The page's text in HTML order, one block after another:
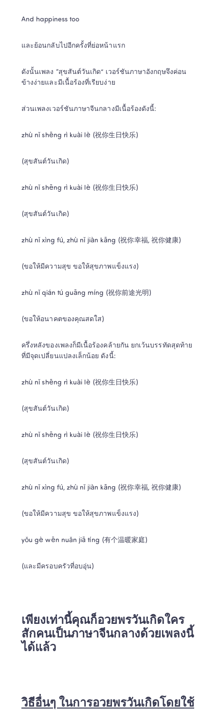
And happiness too
และย้อนกลับไปอีกครั้งที่ย่อหน้าแรก
ดังนั้นเพลง “สุขสันต์วันเกิด” เวอร์ชันภาษาอังกฤษจึงค่อน
ข้างง่ายและมีเนื้อร้องที่เรียบง่าย
ส่วนเพลงเวอร์ชันภาษาจีนกลางมีเนื้อร้องดังนี้:
zhù nǐ shēng rì kuài lè (祝你生日快乐)
(สุขสันต์วันเกิด)
zhù nǐ shēng rì kuài lè (祝你生日快乐)
(สุขสันต์วันเกิด)
zhù nǐ xìng fú, zhù nǐ jiàn kāng (祝你幸福, 祝你健康)
(ขอให้มีความสุข ขอให้สุขภาพแข็งแรง)
zhù nǐ qián tú guāng míng (祝你前途光明)
(ขอให้อนาคตของคุณสดใส)
ครึ่งหลังของเพลงก็มีเนื้อร้องคล้ายกัน ยกเว้นบรรทัดสุดท้าย
ที่มีจุดเปลี่ยนแปลงเล็กน้อย ดังนี้:
zhù nǐ shēng rì kuài lè (祝你生日快乐)
(สุขสันต์วันเกิด)
zhù nǐ shēng rì kuài lè (祝你生日快乐)
(สุขสันต์วันเกิด)
zhù nǐ xìng fú, zhù nǐ jiàn kāng (祝你幸福, 祝你健康)
(ขอให้มีความสุข ขอให้สุขภาพแข็งแรง)
yǒu gè wēn nuǎn jiā tíng (有个温暖家庭)
(และมีครอบครัวที่อบอุ่น)
เพียงเท่านี้คุณก็อวยพรวันเกิดใคร
สักคนเป็นภาษาจีนกลางด้วยเพลงนี้
ได้แล้ว
วิธีอื่นๆ ในการอวยพรวันเกิดโดยใช้